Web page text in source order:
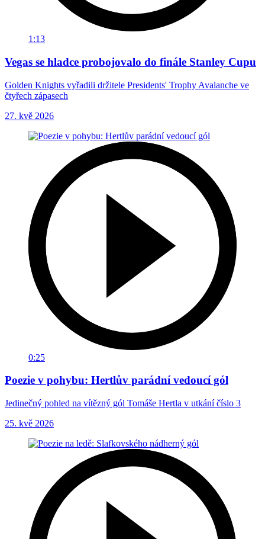
1:13
Vegas se hladce probojovalo do finále Stanley Cupu
Golden Knights vyřadili držitele Presidents' Trophy Avalanche ve
čtyřech zápasech
27. kvě 2026
0:25
Poezie v pohybu: Hertlův parádní vedoucí gól
Jedinečný pohled na vítězný gól Tomáše Hertla v utkání číslo 3
25. kvě 2026